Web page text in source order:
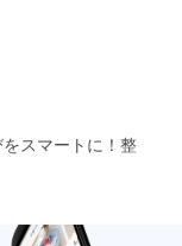
スマートに！整